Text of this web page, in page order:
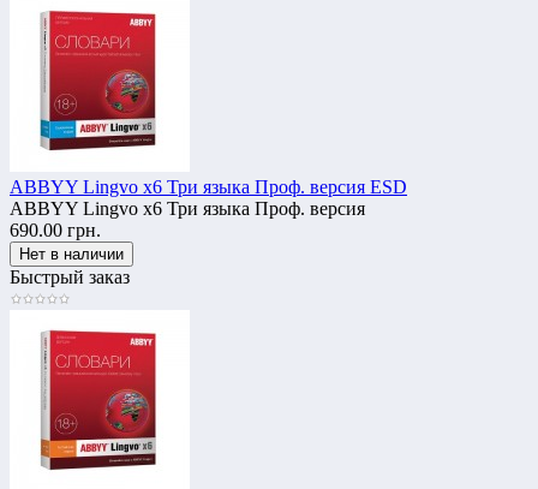
ABBYY Lingvo x6 Три языка Проф. версия ESD
ABBYY Lingvo x6 Три языка Проф. версия
690.00 грн.
Быстрый заказ